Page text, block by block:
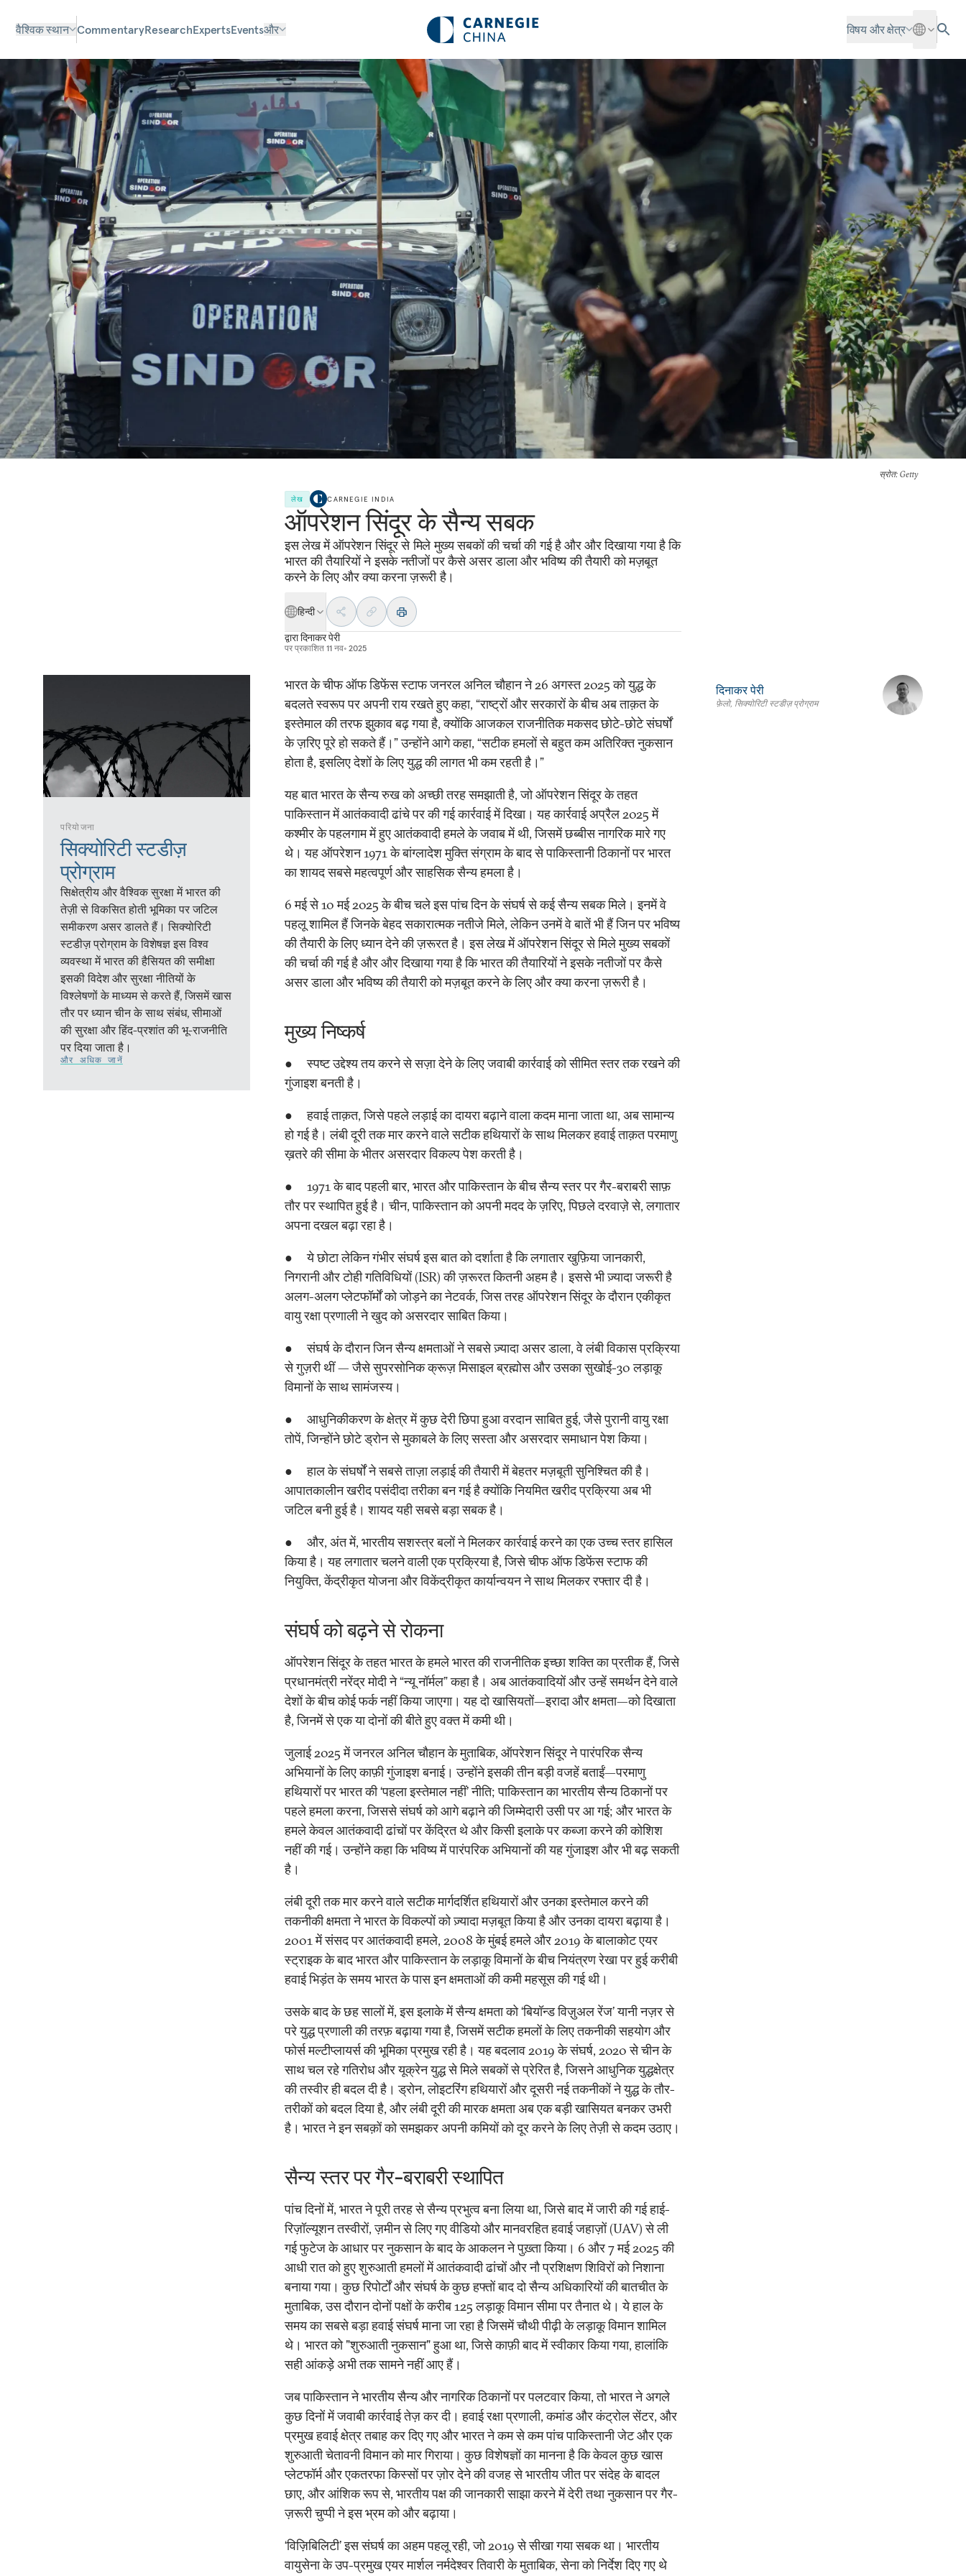
वैश्विक स्थान CommentaryResearchExpertsEventsऔर विषय और क्षेत्र
स्रोत: Getty
लेख CARNEGIE INDIA
ऑपरेशन सिंदूर के सैन्य सबक
इस लेख में ऑपरेशन सिंदूर से मिले मुख्य सबकों की चर्चा की गई है और और दिखाया गया है कि
भारत की तैयारियों ने इसके नतीजों पर कैसे असर डाला और भविष्य की तैयारी को मज़बूत
करने के लिए और क्या करना ज़रूरी है।
हिन्दी
द्वारादिनाकर पेरी
पर प्रकाशित 11 नव॰ 2025
परियोजना
सिक्योरिटी स्टडीज़
प्रोग्राम
सिक्षेत्रीय और वैश्विक सुरक्षा में भारत की
तेज़ी से विकसित होती भूमिका पर जटिल
समीकरण असर डालते हैं। सिक्योरिटी
स्टडीज़ प्रोग्राम के विशेषज्ञ इस विश्व
व्यवस्था में भारत की हैसियत की समीक्षा
इसकी विदेश और सुरक्षा नीतियों के
विश्लेषणों के माध्यम से करते हैं, जिसमें खास
तौर पर ध्यान चीन के साथ संबंध, सीमाओं
की सुरक्षा और हिंद-प्रशांत की भू-राजनीति
पर दिया जाता है।
और अधिक जानें
भारत के चीफ ऑफ डिफेंस स्टाफ जनरल अनिल चौहान ने 26 अगस्त 2025 को युद्ध के
बदलते स्वरूप पर अपनी राय रखते हुए कहा, “राष्ट्रों और सरकारों के बीच अब ताक़त के
इस्तेमाल की तरफ झुकाव बढ़ गया है, क्योंकि आजकल राजनीतिक मकसद छोटे-छोटे संघर्षों
के ज़रिए पूरे हो सकते हैं।” उन्होंने आगे कहा, “सटीक हमलों से बहुत कम अतिरिक्त नुकसान
होता है, इसलिए देशों के लिए युद्ध की लागत भी कम रहती है।”
यह बात भारत के सैन्य रुख को अच्छी तरह समझाती है, जो ऑपरेशन सिंदूर के तहत
पाकिस्तान में आतंकवादी ढांचे पर की गई कार्रवाई में दिखा। यह कार्रवाई अप्रैल 2025 में
कश्मीर के पहलगाम में हुए आतंकवादी हमले के जवाब में थी, जिसमें छब्बीस नागरिक मारे गए
थे। यह ऑपरेशन 1971 के बांग्लादेश मुक्ति संग्राम के बाद से पाकिस्तानी ठिकानों पर भारत
का शायद सबसे महत्वपूर्ण और साहसिक सैन्य हमला है।
6 मई से 10 मई 2025 के बीच चले इस पांच दिन के संघर्ष से कई सैन्य सबक मिले। इनमें वे
पहलू शामिल हैं जिनके बेहद सकारात्मक नतीजे मिले, लेकिन उनमें वे बातें भी हैं जिन पर भविष्य
की तैयारी के लिए ध्यान देने की ज़रूरत है। इस लेख में ऑपरेशन सिंदूर से मिले मुख्य सबकों
की चर्चा की गई है और और दिखाया गया है कि भारत की तैयारियों ने इसके नतीजों पर कैसे
असर डाला और भविष्य की तैयारी को मज़बूत करने के लिए और क्या करना ज़रूरी है।
मुख्य निष्कर्ष
● स्पष्ट उद्देश्य तय करने से सज़ा देने के लिए जवाबी कार्रवाई को सीमित स्तर तक रखने की
गुंजाइश बनती है।
● हवाई ताक़त, जिसे पहले लड़ाई का दायरा बढ़ाने वाला कदम माना जाता था, अब सामान्य
हो गई है। लंबी दूरी तक मार करने वाले सटीक हथियारों के साथ मिलकर हवाई ताक़त परमाणु
ख़तरे की सीमा के भीतर असरदार विकल्प पेश करती है।
● 1971 के बाद पहली बार, भारत और पाकिस्तान के बीच सैन्य स्तर पर गैर-बराबरी साफ़
तौर पर स्थापित हुई है। चीन, पाकिस्तान को अपनी मदद के ज़रिए, पिछले दरवाज़े से, लगातार
अपना दखल बढ़ा रहा है।
● ये छोटा लेकिन गंभीर संघर्ष इस बात को दर्शाता है कि लगातार खुफ़िया जानकारी,
निगरानी और टोही गतिविधियों (ISR) की ज़रूरत कितनी अहम है। इससे भी ज़्यादा जरूरी है
अलग-अलग प्लेटफॉर्मों को जोड़ने का नेटवर्क, जिस तरह ऑपरेशन सिंदूर के दौरान एकीकृत
वायु रक्षा प्रणाली ने खुद को असरदार साबित किया।
● संघर्ष के दौरान जिन सैन्य क्षमताओं ने सबसे ज़्यादा असर डाला, वे लंबी विकास प्रक्रिया
से गुज़री थीं — जैसे सुपरसोनिक क्रूज़ मिसाइल ब्रह्मोस और उसका सुखोई-30 लड़ाकू
विमानों के साथ सामंजस्य।
● आधुनिकीकरण के क्षेत्र में कुछ देरी छिपा हुआ वरदान साबित हुई, जैसे पुरानी वायु रक्षा
तोपें, जिन्होंने छोटे ड्रोन से मुकाबले के लिए सस्ता और असरदार समाधान पेश किया।
● हाल के संघर्षों ने सबसे ताज़ा लड़ाई की तैयारी में बेहतर मज़बूती सुनिश्चित की है।
आपातकालीन खरीद पसंदीदा तरीका बन गई है क्योंकि नियमित खरीद प्रक्रिया अब भी
जटिल बनी हुई है। शायद यही सबसे बड़ा सबक है।
● और, अंत में, भारतीय सशस्त्र बलों ने मिलकर कार्रवाई करने का एक उच्च स्तर हासिल
किया है। यह लगातार चलने वाली एक प्रक्रिया है, जिसे चीफ ऑफ डिफेंस स्टाफ की
नियुक्ति, केंद्रीकृत योजना और विकेंद्रीकृत कार्यान्वयन ने साथ मिलकर रफ्तार दी है।
संघर्ष को बढ़ने से रोकना
ऑपरेशन सिंदूर के तहत भारत के हमले भारत की राजनीतिक इच्छा शक्ति का प्रतीक हैं, जिसे
प्रधानमंत्री नरेंद्र मोदी ने “न्यू नॉर्मल” कहा है। अब आतंकवादियों और उन्हें समर्थन देने वाले
देशों के बीच कोई फर्क नहीं किया जाएगा। यह दो खासियतों—इरादा और क्षमता—को दिखाता
है, जिनमें से एक या दोनों की बीते हुए वक्त में कमी थी।
जुलाई 2025 में जनरल अनिल चौहान के मुताबिक, ऑपरेशन सिंदूर ने पारंपरिक सैन्य
अभियानों के लिए काफ़ी गुंजाइश बनाई। उन्होंने इसकी तीन बड़ी वजहें बताईं—परमाणु
हथियारों पर भारत की ‘पहला इस्तेमाल नहीं’ नीति; पाकिस्तान का भारतीय सैन्य ठिकानों पर
पहले हमला करना, जिससे संघर्ष को आगे बढ़ाने की जिम्मेदारी उसी पर आ गई; और भारत के
हमले केवल आतंकवादी ढांचों पर केंद्रित थे और किसी इलाके पर कब्जा करने की कोशिश
नहीं की गई। उन्होंने कहा कि भविष्य में पारंपरिक अभियानों की यह गुंजाइश और भी बढ़ सकती
है।
लंबी दूरी तक मार करने वाले सटीक मार्गदर्शित हथियारों और उनका इस्तेमाल करने की
तकनीकी क्षमता ने भारत के विकल्पों को ज़्यादा मज़बूत किया है और उनका दायरा बढ़ाया है।
2001 में संसद पर आतंकवादी हमले, 2008 के मुंबई हमले और 2019 के बालाकोट एयर
स्ट्राइक के बाद भारत और पाकिस्तान के लड़ाकू विमानों के बीच नियंत्रण रेखा पर हुई करीबी
हवाई भिड़ंत के समय भारत के पास इन क्षमताओं की कमी महसूस की गई थी।
उसके बाद के छह सालों में, इस इलाके में सैन्य क्षमता को ‘बियॉन्ड विज़ुअल रेंज’ यानी नज़र से
परे युद्ध प्रणाली की तरफ़ बढ़ाया गया है, जिसमें सटीक हमलों के लिए तकनीकी सहयोग और
फोर्स मल्टीप्लायर्स की भूमिका प्रमुख रही है। यह बदलाव 2019 के संघर्ष, 2020 से चीन के
साथ चल रहे गतिरोध और यूक्रेन युद्ध से मिले सबकों से प्रेरित है, जिसने आधुनिक युद्धक्षेत्र
की तस्वीर ही बदल दी है। ड्रोन, लोइटरिंग हथियारों और दूसरी नई तकनीकों ने युद्ध के तौर-
तरीकों को बदल दिया है, और लंबी दूरी की मारक क्षमता अब एक बड़ी खासियत बनकर उभरी
है। भारत ने इन सबक़ों को समझकर अपनी कमियों को दूर करने के लिए तेज़ी से कदम उठाए।
सैन्य स्तर पर गैर-बराबरी स्थापित
पांच दिनों में, भारत ने पूरी तरह से सैन्य प्रभुत्व बना लिया था, जिसे बाद में जारी की गई हाई-
रिज़ॉल्यूशन तस्वीरों, ज़मीन से लिए गए वीडियो और मानवरहित हवाई जहाज़ों (UAV) से ली
गई फुटेज के आधार पर नुकसान के बाद के आकलन ने पुख़्ता किया। 6 और 7 मई 2025 की
आधी रात को हुए शुरुआती हमलों में आतंकवादी ढांचों और नौ प्रशिक्षण शिविरों को निशाना
बनाया गया। कुछ रिपोर्टों और संघर्ष के कुछ हफ्तों बाद दो सैन्य अधिकारियों की बातचीत के
मुताबिक, उस दौरान दोनों पक्षों के करीब 125 लड़ाकू विमान सीमा पर तैनात थे। ये हाल के
समय का सबसे बड़ा हवाई संघर्ष माना जा रहा है जिसमें चौथी पीढ़ी के लड़ाकू विमान शामिल
थे। भारत को "शुरुआती नुकसान" हुआ था, जिसे काफ़ी बाद में स्वीकार किया गया, हालांकि
सही आंकड़े अभी तक सामने नहीं आए हैं।
जब पाकिस्तान ने भारतीय सैन्य और नागरिक ठिकानों पर पलटवार किया, तो भारत ने अगले
कुछ दिनों में जवाबी कार्रवाई तेज़ कर दी। हवाई रक्षा प्रणाली, कमांड और कंट्रोल सेंटर, और
प्रमुख हवाई क्षेत्र तबाह कर दिए गए और भारत ने कम से कम पांच पाकिस्तानी जेट और एक
शुरुआती चेतावनी विमान को मार गिराया। कुछ विशेषज्ञों का मानना है कि केवल कुछ खास
प्लेटफॉर्म और एकतरफा किस्सों पर ज़ोर देने की वजह से भारतीय जीत पर संदेह के बादल
छाए, और आंशिक रूप से, भारतीय पक्ष की जानकारी साझा करने में देरी तथा नुकसान पर गैर-
ज़रूरी चुप्पी ने इस भ्रम को और बढ़ाया।
‘विज़िबिलिटी’ इस संघर्ष का अहम पहलू रही, जो 2019 से सीखा गया सबक था। भारतीय
वायुसेना के उप-प्रमुख एयर मार्शल नर्मदेश्वर तिवारी के मुताबिक, सेना को निर्देश दिए गए थे
दिनाकर पेरी
फ़ेलो, सिक्योरिटी स्टडीज़ प्रोग्राम